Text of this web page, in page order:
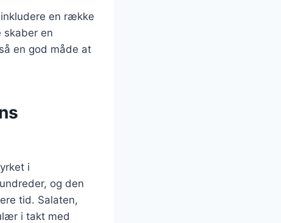
en række
skaber en
en god måde at
i
og den
tid. Salaten,
i takt med